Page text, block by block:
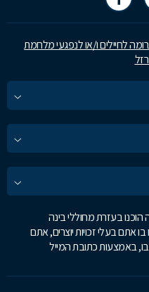
לחיילים ו/או לנפגעי מלחמת
בעזרת מחוללי בינה
אתם בעלי זכויות יוצרים, אתם
באמצעות כתובת המייל